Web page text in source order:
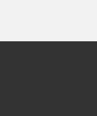
plavky